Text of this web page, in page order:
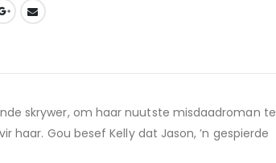
skrywer, om haar nuutste misdaadroman te
haar. Gou besef Kelly dat Jason, ’n gespierde